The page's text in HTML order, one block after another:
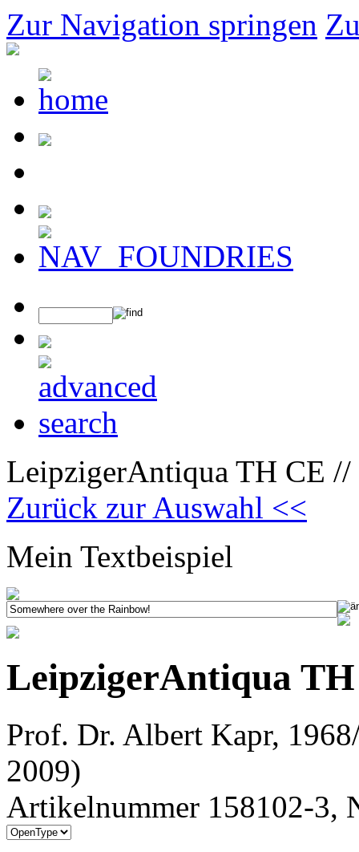
Zur Navigation springen
LeipzigerAntiqua TH CE
Zurück zur Auswahl <<
Mein Textbeispiel
LeipzigerAntiqua
Prof. Dr. Albert Kapr,
2009)
Artikelnummer 158102-3,